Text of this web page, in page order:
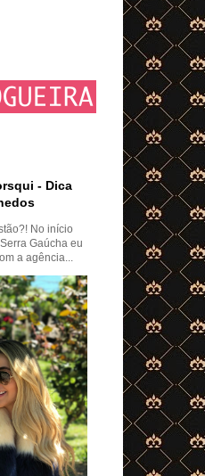
- Dica
No início
Gaúcha eu
a agência...